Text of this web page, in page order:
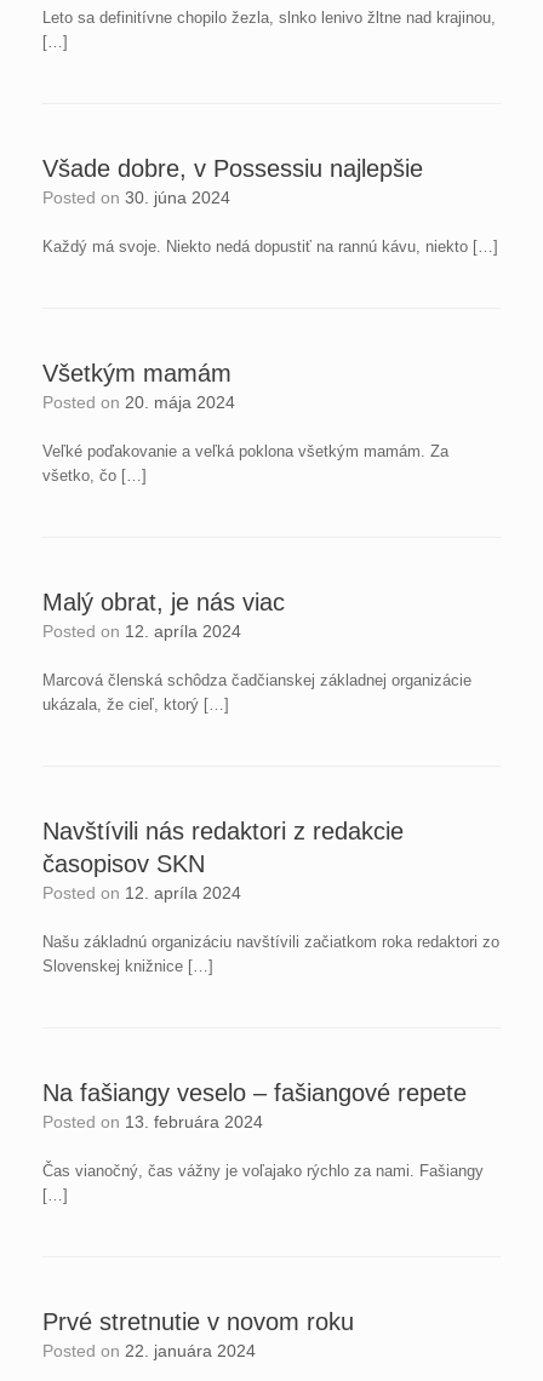
Leto sa definitívne chopilo žezla, slnko lenivo žltne nad krajinou,
[…]
Všade dobre, v Possessiu najlepšie
Posted on 30. júna 2024
Každý má svoje. Niekto nedá dopustiť na rannú kávu, niekto […]
Všetkým mamám
Posted on 20. mája 2024
Veľké poďakovanie a veľká poklona všetkým mamám. Za
všetko, čo […]
Malý obrat, je nás viac
Posted on 12. apríla 2024
Marcová členská schôdza čadčianskej základnej organizácie
ukázala, že cieľ, ktorý […]
Navštívili nás redaktori z redakcie
časopisov SKN
Posted on 12. apríla 2024
Našu základnú organizáciu navštívili začiatkom roka redaktori zo
Slovenskej knižnice […]
Na fašiangy veselo – fašiangové repete
Posted on 13. februára 2024
Čas vianočný, čas vážny je voľajako rýchlo za nami. Fašiangy
[…]
Prvé stretnutie v novom roku
Posted on 22. januára 2024